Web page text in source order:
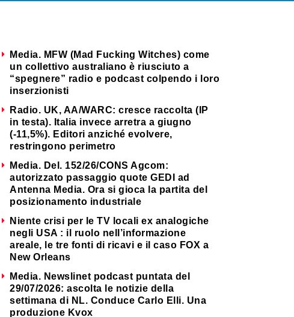
Media. MFW (Mad Fucking Witches) come
un collettivo australiano è riusciuto a
“spegnere” radio e podcast colpendo i loro
inserzionisti
Radio. UK, AA/WARC: cresce raccolta (IP
in testa). Italia invece arretra a giugno
(-11,5%). Editori anziché evolvere,
restringono perimetro
Media. Del. 152/26/CONS Agcom:
autorizzato passaggio quote GEDI ad
Antenna Media. Ora si gioca la partita del
posizionamento industriale
Niente crisi per le TV locali ex analogiche
negli USA : il ruolo nell’informazione
areale, le tre fonti di ricavi e il caso FOX a
New Orleans
Media. Newslinet podcast puntata del
29/07/2026: ascolta le notizie della
settimana di NL. Conduce Carlo Elli. Una
produzione Kvox